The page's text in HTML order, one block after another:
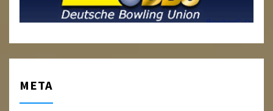
META